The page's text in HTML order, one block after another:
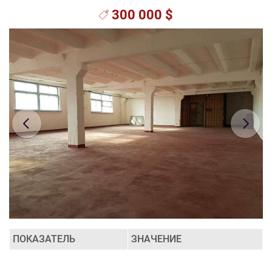
300 000 $
ПОКАЗАТЕЛЬ
ЗНАЧЕНИЕ